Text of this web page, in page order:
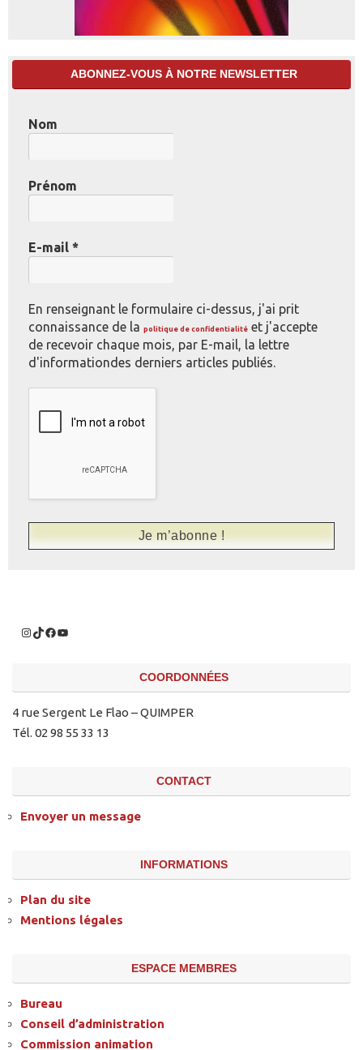
ABONNEZ-VOUS À NOTRE NEWSLETTER
Nom
Prénom
E-mail *
En renseignant le formulaire ci-dessus, j'ai prit
connaissance de la politique de confidentialité et j'accepte
de recevoir chaque mois, par E-mail, la lettre
d'informationdes derniers articles publiés.
COORDONNÉES
4 rue Sergent Le Flao – QUIMPER
Tél. 02 98 55 33 13
CONTACT
Envoyer un message
INFORMATIONS
Plan du site
Mentions légales
ESPACE MEMBRES
Bureau
Conseil d’administration
Commission animation